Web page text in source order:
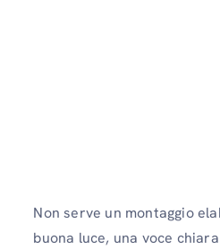
Non serve un montaggio
buona luce, una voce